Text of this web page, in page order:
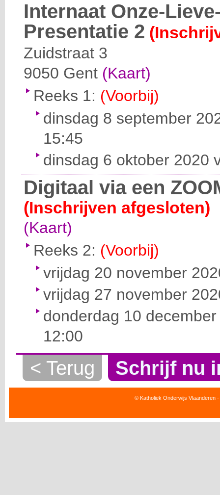
Internaat Onze-
Presentatie 2
Zuidstraat 3
9050 Gent (Kaart)
Reeks 1: (Voorbij)
dinsdag 8 september
15:45
dinsdag 6 oktober 2020
Digitaal via een
(Inschrijven afgesloten)
(Kaart)
Reeks 2: (Voorbij)
vrijdag 20 november
vrijdag 27 november
donderdag 10
12:00
< Terug Schrijf nu
© Katholiek Onderwijs Vlaanderen